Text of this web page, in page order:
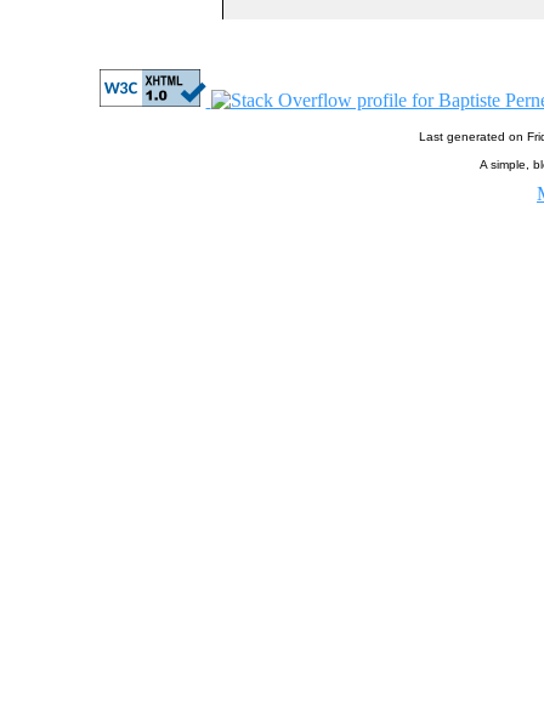
Last generated on
A simple,